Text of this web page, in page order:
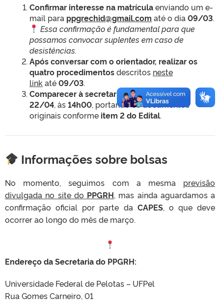
Confirmar interesse na matrículaenviando um e-
mail para ppgrechid@gmail.com até o dia 09/03.
Essa confirmação é fundamental para que
possamos convocar suplentes em caso de
desistências.
Após conversar com o orientador, realizar os
quatro procedimentosdescritos neste
link até09/03.
Comparecer à secretaria do PPGRH no dia
22/04, às14h00, portando os documentos
originais conforme item 2 do Edital.
Informações sobre bolsas
No momento, seguimos com a mesma previsão
divulgada no site do PPGRH, mas ainda aguardamos a
confirmação oficial por parte da CAPES, o que deve
ocorrer ao longo do mês de março.
Endereço da Secretaria do PPGRH:
Universidade Federal de Pelotas – UFPel
Rua Gomes Carneiro, 01